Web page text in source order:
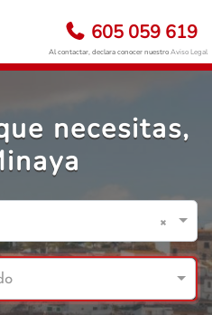
605 059 619
Al contactar, declara conocer nuestroAviso Legal
necesitas,
×